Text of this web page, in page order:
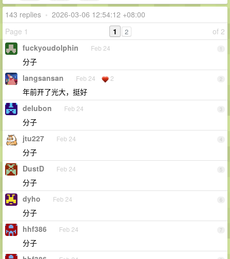
143 replies • 2026-03-06 12:54:12 +08:00
Page 1
of 2
1 2
1
fuckyoudolphin Feb 24
分子
2
langsansan Feb 24 2
年前开了光大，挺好
3
delubon Feb 24
分子
4
jtu227 Feb 24
分子
5
DustD Feb 24
分子
6
dyho Feb 24
分子
7
hhf386 Feb 24
分子